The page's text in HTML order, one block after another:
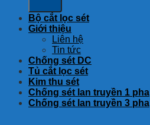
Bộ cắt lọc sét
Giới thiệu
Liên hệ
Tin tức
Chống sét DC
Tủ cắt lọc sét
Kim thu sét
Chống sét lan truyền 1 pha
Chống sét lan truyền 3 pha